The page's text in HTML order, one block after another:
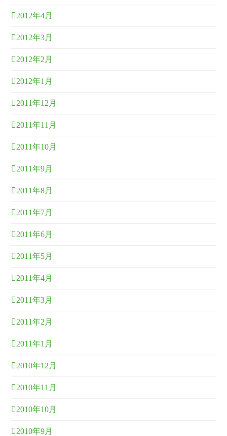
2012年4月
2012年3月
2012年2月
2012年1月
2011年12月
2011年11月
2011年10月
2011年9月
2011年8月
2011年7月
2011年6月
2011年5月
2011年4月
2011年3月
2011年2月
2011年1月
2010年12月
2010年11月
2010年10月
2010年9月